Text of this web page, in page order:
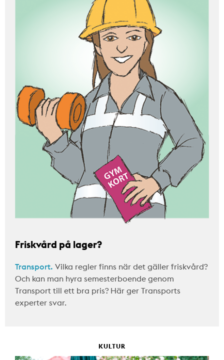
Friskvård på lager?
Transport. Vilka regler finns när det gäller friskvård?
Och kan man hyra semesterboende genom
Transport till ett bra pris? Här ger Transports
experter svar.
KULTUR